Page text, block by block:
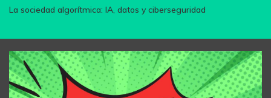
La sociedad algorítmica: IA, datos y ciberseguridad